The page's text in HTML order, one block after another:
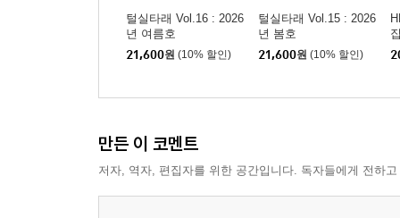
털실타래 Vol.16 : 2026
년 여름호
21,600원 (10% 할인)
털실타래 Vol.15 : 2026
년 봄호
21,600원 (10% 할인)
만든 이 코멘트
저자, 역자, 편집자를 위한 공간입니다. 독자들에게 전하